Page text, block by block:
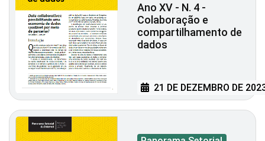
Ano XV - N. 4 -
Colaboração e
compartilhamento de
dados
21 DE DEZEMBRO DE